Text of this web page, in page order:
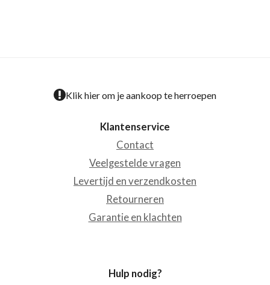
Klik hier om je aankoop te herroepen
Klantenservice
Contact
Veelgestelde vragen
Levertijd en verzendkosten
Retourneren
Garantie en klachten
Hulp nodig?